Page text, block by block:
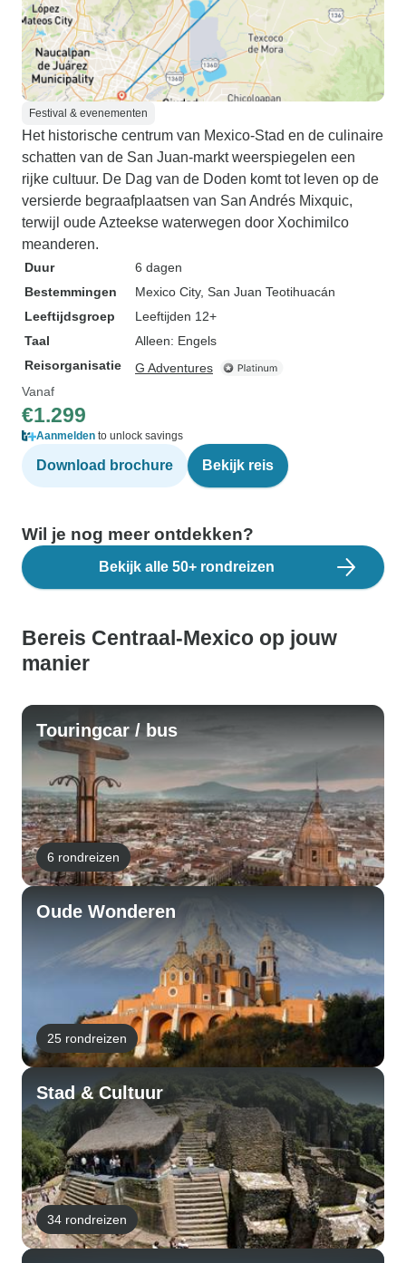
Festival & evenementen
Het historische centrum van Mexico-Stad en de culinaire
schatten van de San Juan-markt weerspiegelen een
rijke cultuur. De Dag van de Doden komt tot leven op de
versierde begraafplaatsen van San Andrés Mixquic,
terwijl oude Azteekse waterwegen door Xochimilco
meanderen.
Duur
6 dagen
Bestemmingen
Mexico City, San Juan Teotihuacán
Leeftijdsgroep
Leeftijden 12+
Taal
Alleen: Engels
Reisorganisatie
G Adventures
Vanaf
€1.299
Aanmelden to unlock savings
Download brochure Bekijk reis
Wil je nog meer ontdekken?
Bekijk alle 50+ rondreizen
Bereis Centraal-Mexico op jouw
manier
Touringcar / bus
6 rondreizen
Oude Wonderen
25 rondreizen
Stad & Cultuur
34 rondreizen